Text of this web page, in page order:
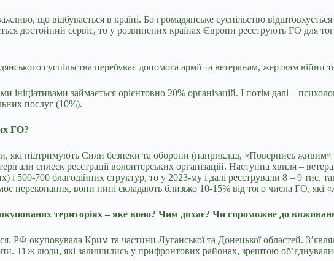
що відбувається в країні. Бо громадянське суспільство
достойний сервіс, то у розвинених країнах Європи реєструють ГО для
суспільства перебуває допомога армії та ветеранам, жертвам
займається орієнтовно 20% організацій. І потім далі –
послуг (10%).
ГО?
підтримують Сили безпеки та оборони (наприклад, «Повернись живим»
сплеск реєстрації волонтерських організацій. Наступна хвиля –
і 500-700 благодійних структур, то у 2023-му і далі реєстрували 8 – 9 тис.
переконання, вони нині складають близько 10-15% від того числа ГО, які
територіях – яке воно? Чим дихає? Чи спроможне до
РФ окуповувала Крим та частини Луганської та Донецької областей.
Ті ж люди, які залишились у прифронтових районах, зрештою